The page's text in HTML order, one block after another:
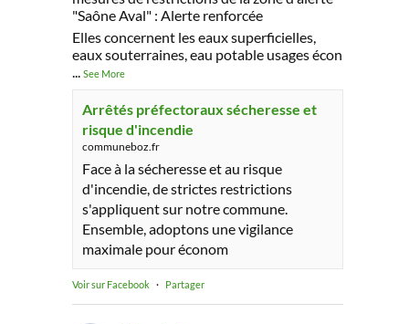
"Saône Aval" : Alerte renforcée
Elles concernent les eaux superficielles,
eaux souterraines, eau potable usages écon
... See More
Arrêtés préfectoraux sécheresse et
risque d'incendie
communeboz.fr
Face à la sécheresse et au risque
d'incendie, de strictes restrictions
s'appliquent sur notre commune.
Ensemble, adoptons une vigilance
maximale pour économ
Voir sur Facebook · Partager